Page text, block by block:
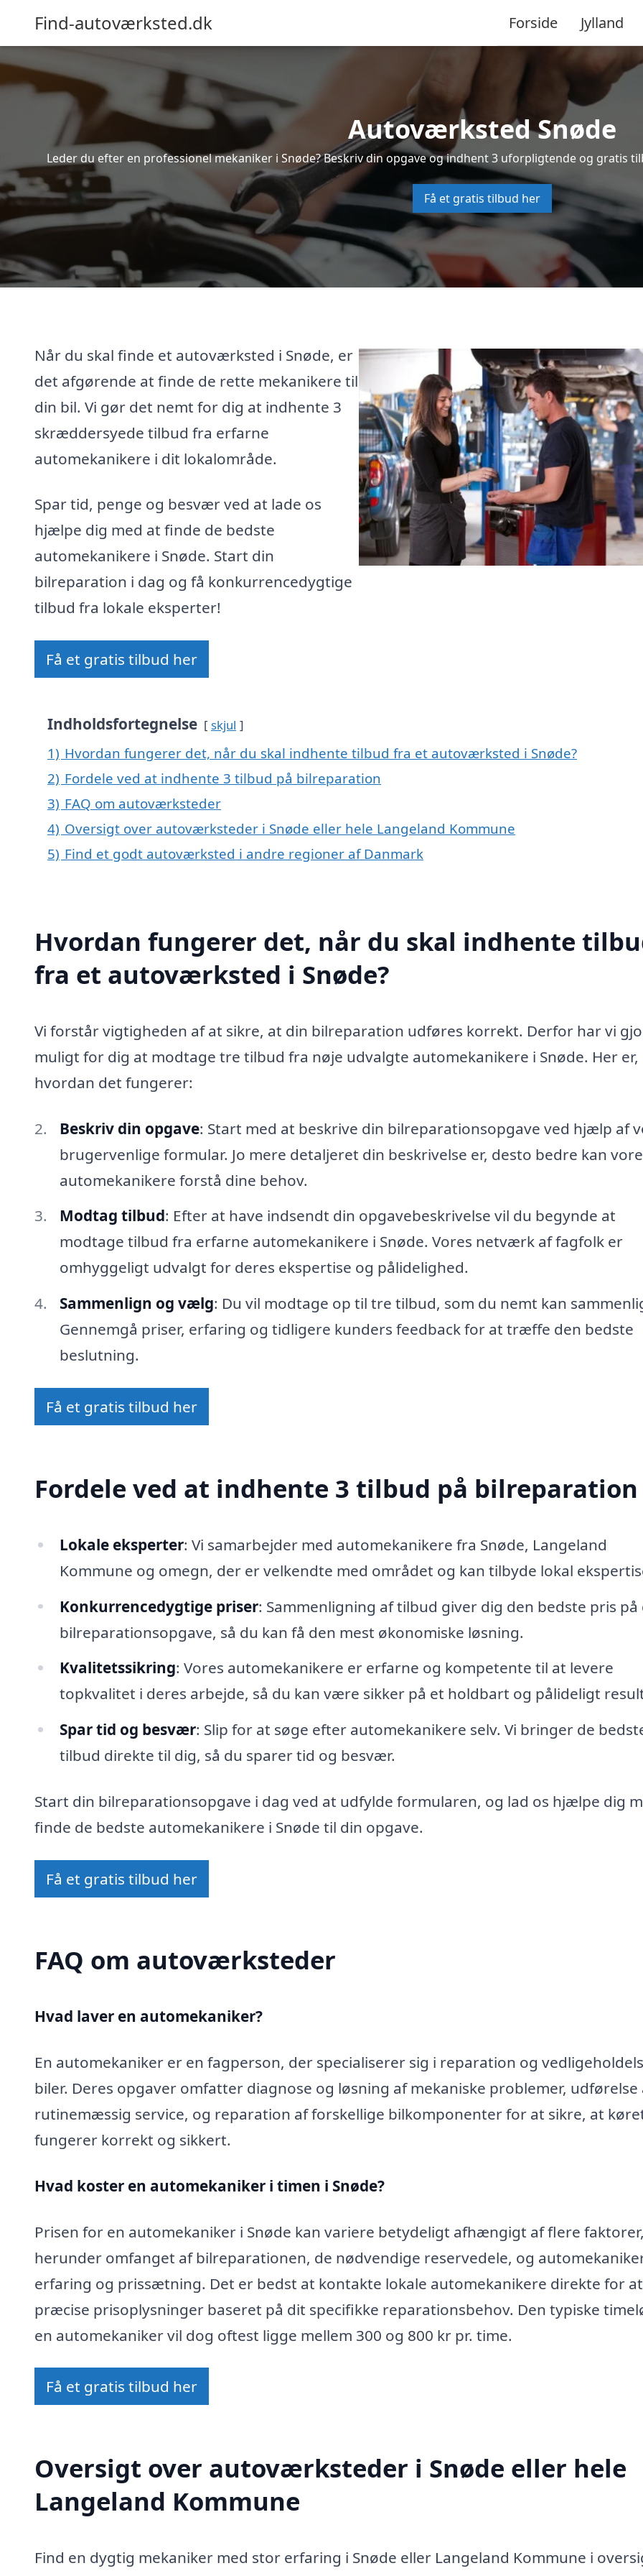
Find-autoværksted.dk Forside Jylland
Autoværksted Snøde
Leder du efter en professionel mekaniker i Snøde? Beskriv din opgave og indhent 3 uforpligtende og gratis
Få et gratis tilbud her
Når du skal finde et autoværksted i Snøde, er
det afgørende at finde de rette mekanikere til
din bil. Vi gør det nemt for dig at indhente 3
skræddersyede tilbud fra erfarne
automekanikere i dit lokalområde.
Spar tid, penge og besvær ved at lade os
hjælpe dig med at finde de bedste
automekanikere i Snøde. Start din
bilreparation i dag og få konkurrencedygtige
tilbud fra lokale eksperter!
Få et gratis tilbud her
Indholdsfortegnelse skjul
1) Hvordan fungerer det, når du skal indhente tilbud fra et autoværksted i Snøde?
2) Fordele ved at indhente 3 tilbud på bilreparation
3) FAQ om autoværksteder
4) Oversigt over autoværksteder i Snøde eller hele Langeland Kommune
5) Find et godt autoværksted i andre regioner af Danmark
Hvordan fungerer det, når du skal indhente
fra et autoværksted i Snøde?
Vi forstår vigtigheden af at sikre, at din bilreparation udføres korrekt. Derfor har vi
muligt for dig at modtage tre tilbud fra nøje udvalgte automekanikere i Snøde. Her er,
hvordan det fungerer:
Beskriv din opgave: Start med at beskrive din bilreparationsopgave ved hjælp af
brugervenlige formular. Jo mere detaljeret din beskrivelse er, desto bedre kan
automekanikere forstå dine behov.
Modtag tilbud: Efter at have indsendt din opgavebeskrivelse vil du begynde at
modtage tilbud fra erfarne automekanikere i Snøde. Vores netværk af fagfolk er
omhyggeligt udvalgt for deres ekspertise og pålidelighed.
Sammenlign og vælg: Du vil modtage op til tre tilbud, som du nemt kan
Gennemgå priser, erfaring og tidligere kunders feedback for at træffe den bedste
beslutning.
Få et gratis tilbud her
Fordele ved at indhente 3 tilbud på bilreparation
Lokale eksperter: Vi samarbejder med automekanikere fra Snøde, Langeland
Kommune og omegn, der er velkendte med området og kan tilbyde lokal
Konkurrencedygtige priser: Sammenligning af tilbud giver dig den bedste pris på
bilreparationsopgave, så du kan få den mest økonomiske løsning.
Kvalitetssikring: Vores automekanikere er erfarne og kompetente til at levere
topkvalitet i deres arbejde, så du kan være sikker på et holdbart og pålideligt
Spar tid og besvær: Slip for at søge efter automekanikere selv. Vi bringer de
tilbud direkte til dig, så du sparer tid og besvær.
Start din bilreparationsopgave i dag ved at udfylde formularen, og lad os hjælpe dig
finde de bedste automekanikere i Snøde til din opgave.
Få et gratis tilbud her
FAQ om autoværksteder
Hvad laver en automekaniker?
En automekaniker er en fagperson, der specialiserer sig i reparation og
biler. Deres opgaver omfatter diagnose og løsning af mekaniske problemer, udførelse
rutinemæssig service, og reparation af forskellige bilkomponenter for at sikre, at
fungerer korrekt og sikkert.
Hvad koster en automekaniker i timen i Snøde?
Prisen for en automekaniker i Snøde kan variere betydeligt afhængigt af flere
herunder omfanget af bilreparationen, de nødvendige reservedele, og
erfaring og prissætning. Det er bedst at kontakte lokale automekanikere direkte for
præcise prisoplysninger baseret på dit specifikke reparationsbehov. Den typiske
en automekaniker vil dog oftest ligge mellem 300 og 800 kr pr. time.
Få et gratis tilbud her
Oversigt over autoværksteder i Snøde eller hele
Langeland Kommune
Find en dygtig mekaniker med stor erfaring i Snøde eller Langeland Kommune i